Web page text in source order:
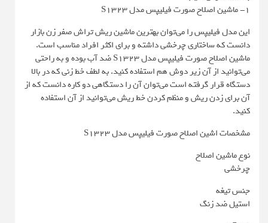
1- ماشین اصلاح صورت فیلیپس مدل S1323
این مدل فیلیپس را می‌توان بهترین ماشین ریش تراش صفر زن بازار
دانست که ساختاری چرخشی داشته و برای اکثر افراد مناسب است.
ماشین اصلاح صورت فیلیپس مدل S1323 ضد آب بوده و به راحتی
می‌توانید از آن زیر دوش هم استفاده کنید. به لطف خط زنی که در بالا
دستگاه قرار گرفته است می‌توان آن را دستگاهی دو کاره دانست که از
آن برای زدن ریش و منظم کردن خط ریش می‌توانید از آن استفاده
کنید.
مشخصات اشین اصلاح صورت فیلیپس مدل S1323
نوع ماشین اصلاح
چرخشی
جنس تیغه
استیل ضد زنگ